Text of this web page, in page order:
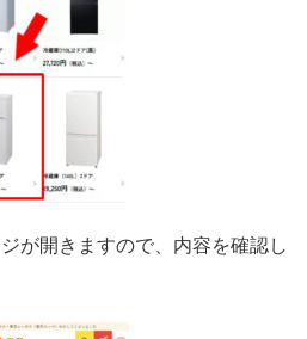
が開きますので、内容を確認し